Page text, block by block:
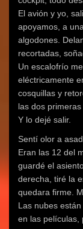
El avión y yo,
apoyamos, a
algodones.
recortadas,
Un escalofrío
eléctricamente
cosquillas y
las dos
Y lo dejé salir.
Sentí olor a
Eran las 12 del
guardé el
derecha, tiré la
quedara firme.
Las nubes
en las películas,